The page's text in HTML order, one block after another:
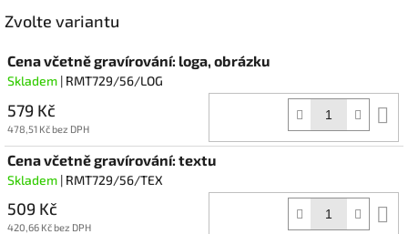
Zvolte variantu
Cena včetně gravírování: loga, obrázku
Skladem | RMT729/56/LOG
579 Kč
478,51 Kč bez DPH
Cena včetně gravírování: textu
Skladem | RMT729/56/TEX
509 Kč
420,66 Kč bez DPH